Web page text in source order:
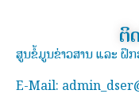
ຕິ
ສູນຂໍ້ມູນຂ່າວສານ ແລະ ຝຶ
E-Mail: